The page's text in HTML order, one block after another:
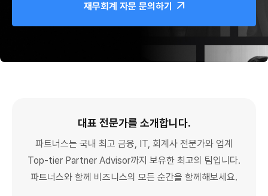
재무회계 자문 문의하기 
대표 전문가를 소개합니다.
파트너스는 국내 최고 금융, IT, 회계사 전문가와 업계
Top-tier Partner Advisor까지 보유한 최고의 팀입니다.
파트너스와 함께 비즈니스의 모든 순간을 함께해보세요.